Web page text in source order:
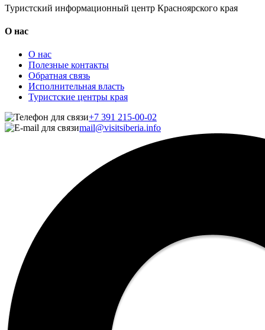
Туристский информационный центр Красноярского края
О нас
О нас
Полезные контакты
Обратная связь
Исполнительная власть
Туристские центры края
+7 391 215-00-02
mail@visitsiberia.info